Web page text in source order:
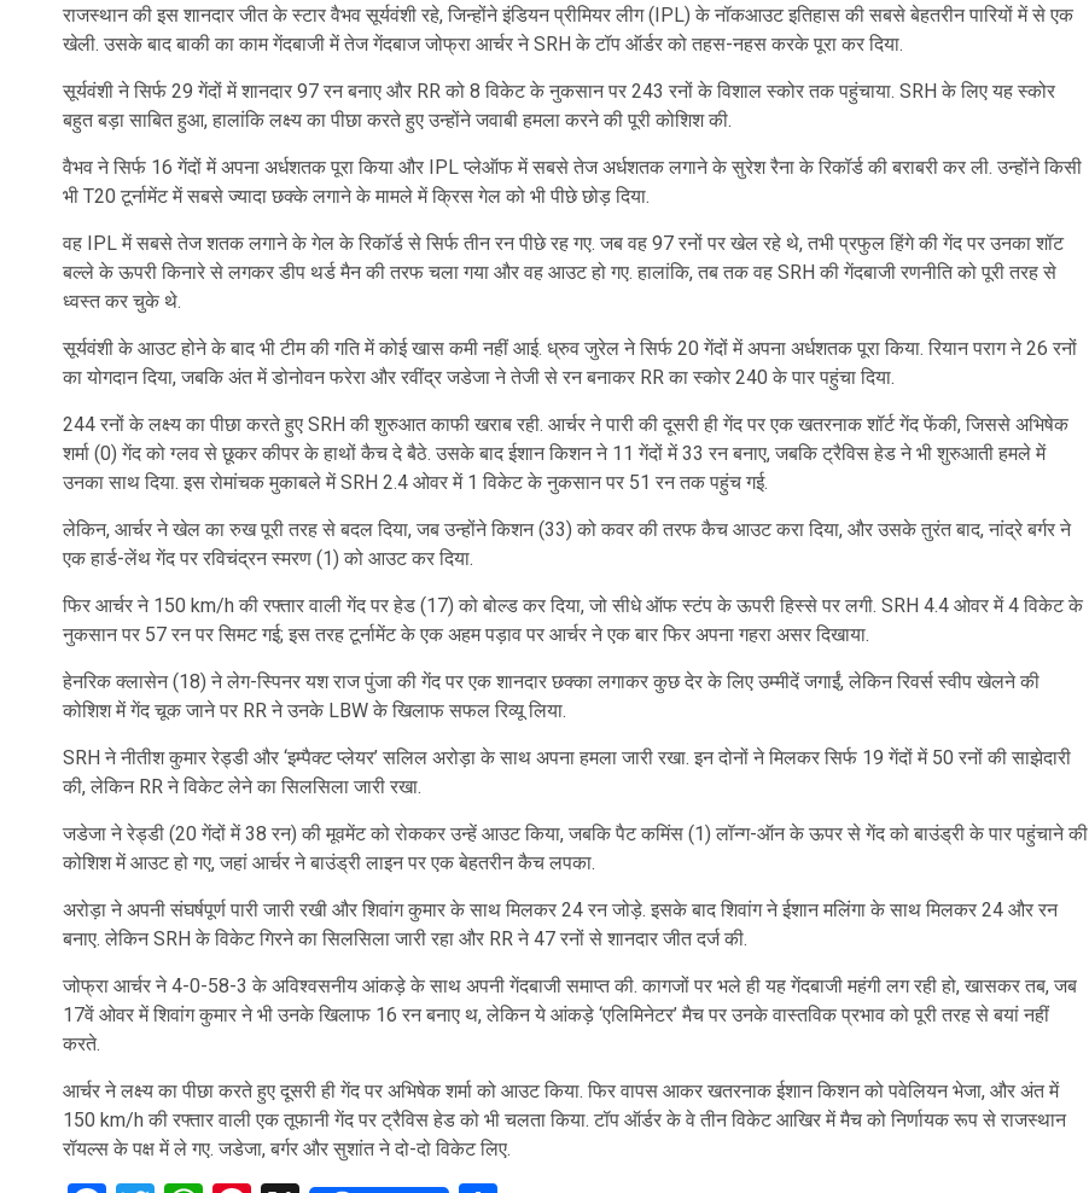
राजस्थान की इस शानदार जीत के स्टार वैभव सूर्यवंशी रहे, जिन्होंने इंडियन प्रीमियर लीग (IPL) के नॉकआउट इतिहास की सबसे बेहतरीन पारियों में से एक
खेली. उसके बाद बाकी का काम गेंदबाजी में तेज गेंदबाज जोफ्रा आर्चर ने SRH के टॉप ऑर्डर को तहस-नहस करके पूरा कर दिया.
सूर्यवंशी ने सिर्फ 29 गेंदों में शानदार 97 रन बनाए और RR को 8 विकेट के नुकसान पर 243 रनों के विशाल स्कोर तक पहुंचाया. SRH के लिए यह स्कोर
बहुत बड़ा साबित हुआ, हालांकि लक्ष्य का पीछा करते हुए उन्होंने जवाबी हमला करने की पूरी कोशिश की.
वैभव ने सिर्फ 16 गेंदों में अपना अर्धशतक पूरा किया और IPL प्लेऑफ में सबसे तेज अर्धशतक लगाने के सुरेश रैना के रिकॉर्ड की बराबरी कर ली. उन्होंने किसी
भी T20 टूर्नामेंट में सबसे ज्यादा छक्के लगाने के मामले में क्रिस गेल को भी पीछे छोड़ दिया.
वह IPL में सबसे तेज शतक लगाने के गेल के रिकॉर्ड से सिर्फ तीन रन पीछे रह गए. जब वह 97 रनों पर खेल रहे थे, तभी प्रफुल हिंगे की गेंद पर उनका शॉट
बल्ले के ऊपरी किनारे से लगकर डीप थर्ड मैन की तरफ चला गया और वह आउट हो गए. हालांकि, तब तक वह SRH की गेंदबाजी रणनीति को पूरी तरह से
ध्वस्त कर चुके थे.
सूर्यवंशी के आउट होने के बाद भी टीम की गति में कोई खास कमी नहीं आई. ध्रुव जुरेल ने सिर्फ 20 गेंदों में अपना अर्धशतक पूरा किया. रियान पराग ने 26 रनों
का योगदान दिया, जबकि अंत में डोनोवन फरेरा और रवींद्र जडेजा ने तेजी से रन बनाकर RR का स्कोर 240 के पार पहुंचा दिया.
244 रनों के लक्ष्य का पीछा करते हुए SRH की शुरुआत काफी खराब रही. आर्चर ने पारी की दूसरी ही गेंद पर एक खतरनाक शॉर्ट गेंद फेंकी, जिससे अभिषेक
शर्मा (0) गेंद को ग्लव से छूकर कीपर के हाथों कैच दे बैठे. उसके बाद ईशान किशन ने 11 गेंदों में 33 रन बनाए, जबकि ट्रैविस हेड ने भी शुरुआती हमले में
उनका साथ दिया. इस रोमांचक मुकाबले में SRH 2.4 ओवर में 1 विकेट के नुकसान पर 51 रन तक पहुंच गई.
लेकिन, आर्चर ने खेल का रुख पूरी तरह से बदल दिया, जब उन्होंने किशन (33) को कवर की तरफ कैच आउट करा दिया, और उसके तुरंत बाद, नांद्रे बर्गर ने
एक हार्ड-लेंथ गेंद पर रविचंद्रन स्मरण (1) को आउट कर दिया.
फिर आर्चर ने 150 km/h की रफ्तार वाली गेंद पर हेड (17) को बोल्ड कर दिया, जो सीधे ऑफ स्टंप के ऊपरी हिस्से पर लगी. SRH 4.4 ओवर में 4 विकेट के
नुकसान पर 57 रन पर सिमट गई; इस तरह टूर्नामेंट के एक अहम पड़ाव पर आर्चर ने एक बार फिर अपना गहरा असर दिखाया.
हेनरिक क्लासेन (18) ने लेग-स्पिनर यश राज पुंजा की गेंद पर एक शानदार छक्का लगाकर कुछ देर के लिए उम्मीदें जगाईं, लेकिन रिवर्स स्वीप खेलने की
कोशिश में गेंद चूक जाने पर RR ने उनके LBW के खिलाफ सफल रिव्यू लिया.
SRH ने नीतीश कुमार रेड्डी और ‘इम्पैक्ट प्लेयर’ सलिल अरोड़ा के साथ अपना हमला जारी रखा. इन दोनों ने मिलकर सिर्फ 19 गेंदों में 50 रनों की साझेदारी
की, लेकिन RR ने विकेट लेने का सिलसिला जारी रखा.
जडेजा ने रेड्डी (20 गेंदों में 38 रन) की मूवमेंट को रोककर उन्हें आउट किया, जबकि पैट कमिंस (1) लॉन्ग-ऑन के ऊपर से गेंद को बाउंड्री के पार पहुंचाने की
कोशिश में आउट हो गए, जहां आर्चर ने बाउंड्री लाइन पर एक बेहतरीन कैच लपका.
अरोड़ा ने अपनी संघर्षपूर्ण पारी जारी रखी और शिवांग कुमार के साथ मिलकर 24 रन जोड़े. इसके बाद शिवांग ने ईशान मलिंगा के साथ मिलकर 24 और रन
बनाए. लेकिन SRH के विकेट गिरने का सिलसिला जारी रहा और RR ने 47 रनों से शानदार जीत दर्ज की.
जोफ्रा आर्चर ने 4-0-58-3 के अविश्वसनीय आंकड़े के साथ अपनी गेंदबाजी समाप्त की. कागजों पर भले ही यह गेंदबाजी महंगी लग रही हो, खासकर तब, जब
17वें ओवर में शिवांग कुमार ने भी उनके खिलाफ 16 रन बनाए थ, लेकिन ये आंकड़े ‘एलिमिनेटर’ मैच पर उनके वास्तविक प्रभाव को पूरी तरह से बयां नहीं
करते.
आर्चर ने लक्ष्य का पीछा करते हुए दूसरी ही गेंद पर अभिषेक शर्मा को आउट किया. फिर वापस आकर खतरनाक ईशान किशन को पवेलियन भेजा, और अंत में
150 km/h की रफ्तार वाली एक तूफानी गेंद पर ट्रैविस हेड को भी चलता किया. टॉप ऑर्डर के वे तीन विकेट आखिर में मैच को निर्णायक रूप से राजस्थान
रॉयल्स के पक्ष में ले गए. जडेजा, बर्गर और सुशांत ने दो-दो विकेट लिए.